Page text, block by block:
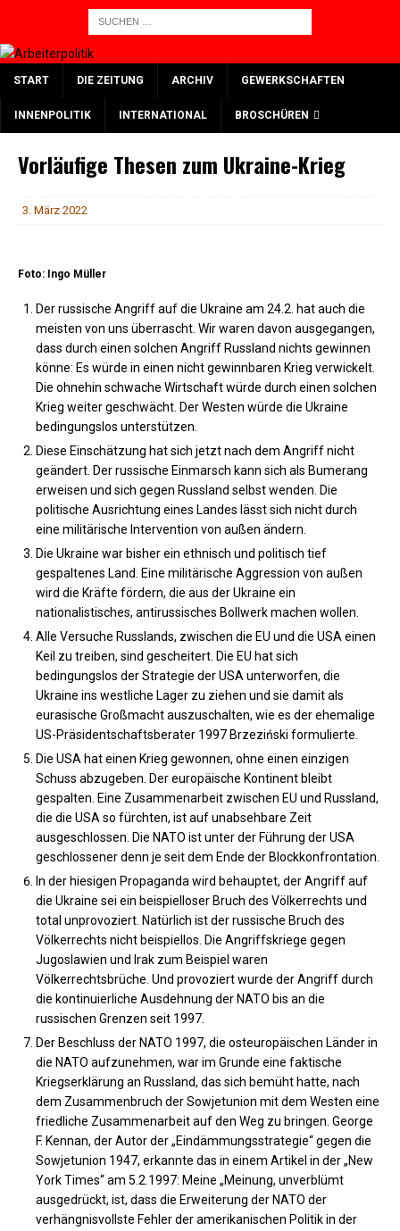
START DIE ZEITUNG ARCHIV GEWERKSCHAFTEN
INNENPOLITIK INTERNATIONAL BROSCHÜREN
Vorläufige Thesen zum Ukraine-Krieg
3. März 2022
Foto: Ingo Müller
Der russische Angriff auf die Ukraine am 24.2. hat auch die
meisten von uns überrascht. Wir waren davon ausgegangen,
dass durch einen solchen Angriff Russland nichts gewinnen
könne: Es würde in einen nicht gewinnbaren Krieg verwickelt.
Die ohnehin schwache Wirtschaft würde durch einen solchen
Krieg weiter geschwächt. Der Westen würde die Ukraine
bedingungslos unterstützen.
Diese Einschätzung hat sich jetzt nach dem Angriff nicht
geändert. Der russische Einmarsch kann sich als Bumerang
erweisen und sich gegen Russland selbst wenden. Die
politische Ausrichtung eines Landes lässt sich nicht durch
eine militärische Intervention von außen ändern.
Die Ukraine war bisher ein ethnisch und politisch tief
gespaltenes Land. Eine militärische Aggression von außen
wird die Kräfte fördern, die aus der Ukraine ein
nationalistisches, antirussisches Bollwerk machen wollen.
Alle Versuche Russlands, zwischen die EU und die USA einen
Keil zu treiben, sind gescheitert. Die EU hat sich
bedingungslos der Strategie der USA unterworfen, die
Ukraine ins westliche Lager zu ziehen und sie damit als
eurasische Großmacht auszuschalten, wie es der ehemalige
US-Präsidentschaftsberater 1997 Brzeziński formulierte.
Die USA hat einen Krieg gewonnen, ohne einen einzigen
Schuss abzugeben. Der europäische Kontinent bleibt
gespalten. Eine Zusammenarbeit zwischen EU und Russland,
die die USA so fürchten, ist auf unabsehbare Zeit
ausgeschlossen. Die NATO ist unter der Führung der USA
geschlossener denn je seit dem Ende der Blockkonfrontation.
In der hiesigen Propaganda wird behauptet, der Angriff auf
die Ukraine sei ein beispielloser Bruch des Völkerrechts und
total unprovoziert. Natürlich ist der russische Bruch des
Völkerrechts nicht beispiellos. Die Angriffskriege gegen
Jugoslawien und Irak zum Beispiel waren
Völkerrechtsbrüche. Und provoziert wurde der Angriff durch
die kontinuierliche Ausdehnung der NATO bis an die
russischen Grenzen seit 1997.
Der Beschluss der NATO 1997, die osteuropäischen Länder in
die NATO aufzunehmen, war im Grunde eine faktische
Kriegserklärung an Russland, das sich bemüht hatte, nach
dem Zusammenbruch der Sowjetunion mit dem Westen eine
friedliche Zusammenarbeit auf den Weg zu bringen. George
F. Kennan, der Autor der „Eindämmungsstrategie“ gegen die
Sowjetunion 1947, erkannte das in einem Artikel in der „New
York Times“ am 5.2.1997: Meine „Meinung, unverblümt
ausgedrückt, ist, dass die Erweiterung der NATO der
verhängnisvollste Fehler der amerikanischen Politik in der